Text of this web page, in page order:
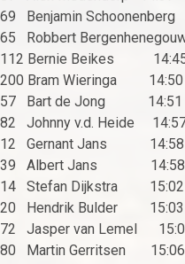
69 Benjamin Schoonenberg
65 Robbert
112 Bernie Beikes
200 Bram Wieringa 14:50
57 Bart de Jong 14:51
82 Johnny v.d. Heide
12 Gernant Jans 14:58
39 Albert Jans 14:58
14 Stefan Dijkstra 15:02
20 Hendrik Bulder 15:03
72 Jasper van Lemel
80 Martin Gerritsen 15:06